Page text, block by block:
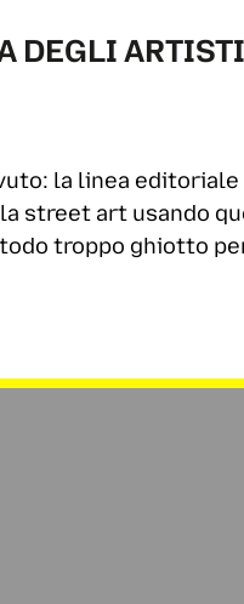
DEGLI
la linea editoriale
street art usando
troppo ghiotto